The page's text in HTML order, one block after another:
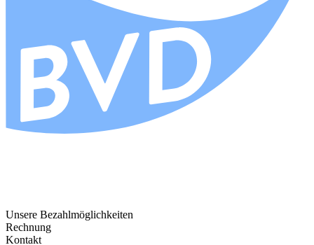
Unsere Bezahlmöglichkeiten
Rechnung
Kontakt